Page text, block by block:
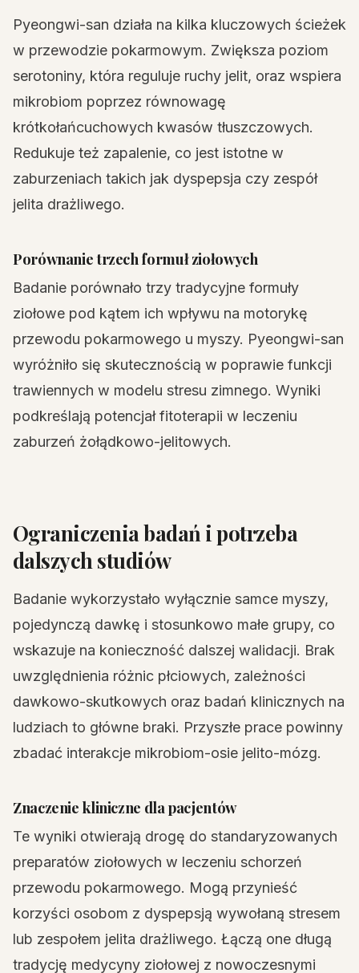
Pyeongwi-san działa na kilka kluczowych ścieżek
w przewodzie pokarmowym. Zwiększa poziom
serotoniny, która reguluje ruchy jelit, oraz wspiera
mikrobiom poprzez równowagę
krótkołańcuchowych kwasów tłuszczowych.
Redukuje też zapalenie, co jest istotne w
zaburzeniach takich jak dyspepsja czy zespół
jelita drażliwego.
Porównanie trzech formuł ziołowych
Badanie porównało trzy tradycyjne formuły
ziołowe pod kątem ich wpływu na motorykę
przewodu pokarmowego u myszy. Pyeongwi-san
wyróżniło się skutecznością w poprawie funkcji
trawiennych w modelu stresu zimnego. Wyniki
podkreślają potencjał fitoterapii w leczeniu
zaburzeń żołądkowo-jelitowych.
Ograniczenia badań i potrzeba
dalszych studiów
Badanie wykorzystało wyłącznie samce myszy,
pojedynczą dawkę i stosunkowo małe grupy, co
wskazuje na konieczność dalszej walidacji. Brak
uwzględnienia różnic płciowych, zależności
dawkowo-skutkowych oraz badań klinicznych na
ludziach to główne braki. Przyszłe prace powinny
zbadać interakcje mikrobiom-osie jelito-mózg.
Znaczenie kliniczne dla pacjentów
Te wyniki otwierają drogę do standaryzowanych
preparatów ziołowych w leczeniu schorzeń
przewodu pokarmowego. Mogą przynieść
korzyści osobom z dyspepsją wywołaną stresem
lub zespołem jelita drażliwego. Łączą one długą
tradycję medycyny ziołowej z nowoczesnymi